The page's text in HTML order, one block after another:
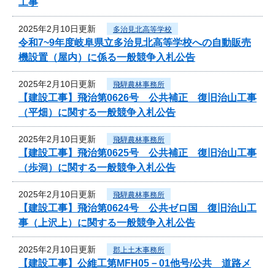
2025年2月10日更新 多治見北高等学校
令和7~9年度岐阜県立多治見北高等学校への自動販売
機設置（屋内）に係る一般競争入札公告
2025年2月10日更新 飛騨農林事務所
【建設工事】飛治第0626号 公共補正 復旧治山工事
（平畑）に関する一般競争入札公告
2025年2月10日更新 飛騨農林事務所
【建設工事】飛治第0625号 公共補正 復旧治山工事
（歩洞）に関する一般競争入札公告
2025年2月10日更新 飛騨農林事務所
【建設工事】飛治第0624号 公共ゼロ国 復旧治山工
事（上沢上）に関する一般競争入札公告
2025年2月10日更新 郡上土木事務所
【建設工事】公維工第MFH05－01他号/公共 道路メ